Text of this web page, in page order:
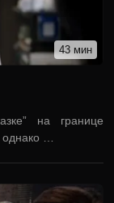
43 мин
на границе
…